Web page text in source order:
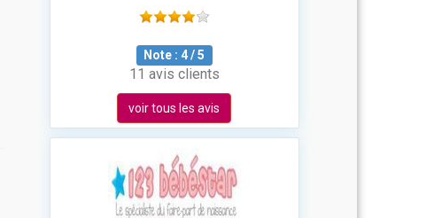
Note : 4/5
11 avis clients
voir tous les avis